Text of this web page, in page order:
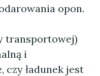
opon.
transportowej)
i
czy ładunek jest